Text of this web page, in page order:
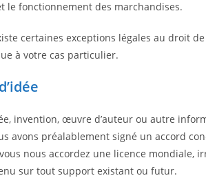
le fonctionnement des marchandises.
certaines exceptions légales au droit
à votre cas particulier.
invention, œuvre d’auteur ou autre
avons préalablement signé un accord
nous accordez une licence
sur tout support existant ou futur.